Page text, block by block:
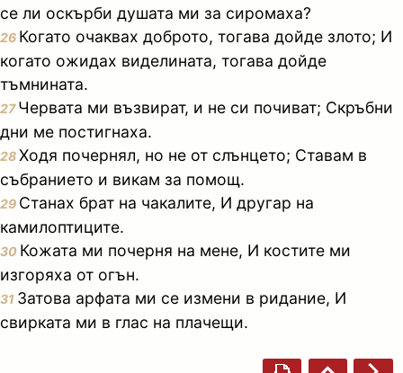
се ли оскърби душата ми за сиромаха?
26 Когато очаквах доброто, тогава дойде злото; И
когато ожидах виделината, тогава дойде
тъмнината.
27Червата ми възвират, и не си почиват; Скръбни
дни ме постигнаха.
28Ходя почернял, но не от слънцето; Ставам в
събранието и викам за помощ.
29 Станах брат на чакалите, И другар на
камилоптиците.
30 Кожата ми почерня на мене, И костите ми
изгоряха от огън.
31 Затова арфата ми се измени в ридание, И
свирката ми в глас на плачещи.